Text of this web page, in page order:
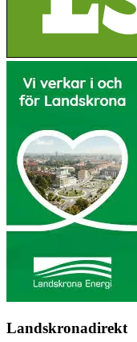
Landskronadirekt